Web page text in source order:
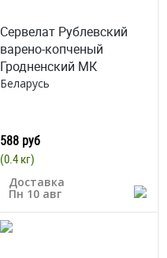
Сервелат Рублевский
варено-копченый
Гродненский МК
Беларусь
588 руб
(0.4 кг)
Доставка
Пн 10 авг